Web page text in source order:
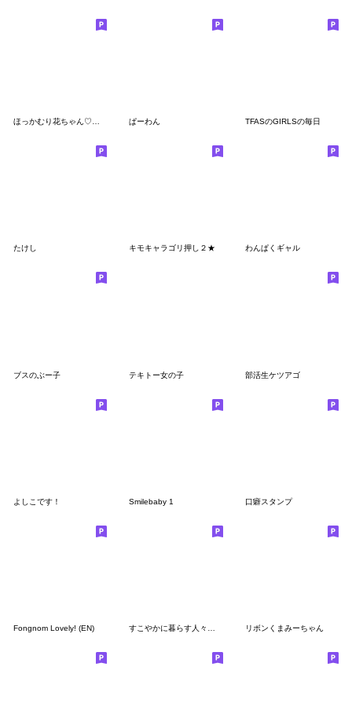
ぱーわん TFASのGIRLSの毎日
たけし キモキャラゴリ押し２★ わんぱくギャル
ブスのぶー子 テキトー女の子 部活生ケツアゴ
よしこです！ Smilebaby 1 口癖スタンプ
Fongnom Lovely! (EN) すこやかに暮らす人々のスタンプ リボンくまみーちゃん